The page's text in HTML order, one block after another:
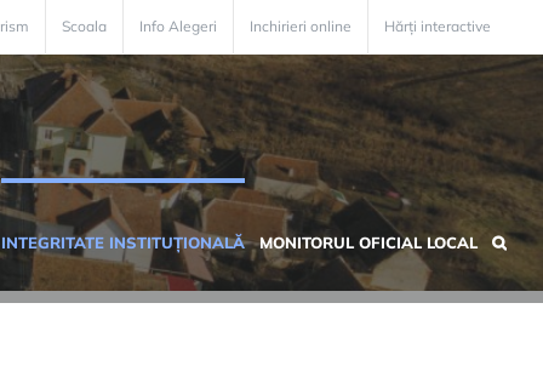
Scoala Info Alegeri Inchirieri online Hărți interactive
INTEGRITATE INSTITUȚIONALĂ MONITORUL OFICIAL LOCAL